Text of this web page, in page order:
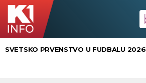
SVETSKO PRVENSTVO U FUDBALU 2026